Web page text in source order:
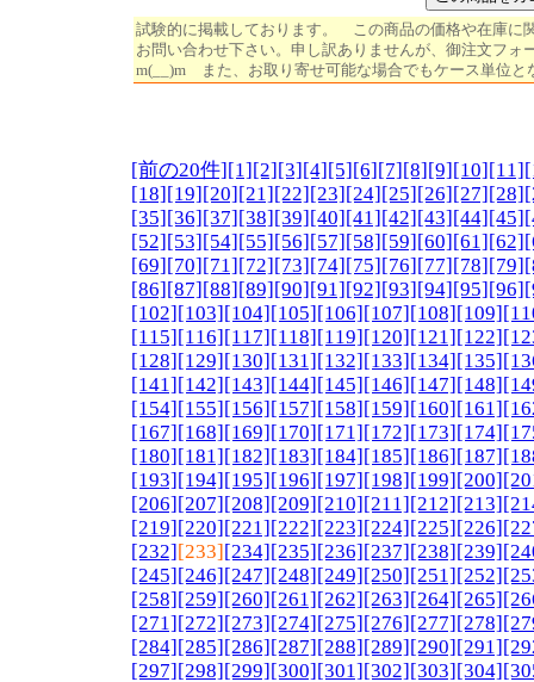
試験的に掲載しております。 この商品の価格や在庫に
お問い合わせ下さい。申し訳ありませんが、御注文フォ
m(__)m また、お取り寄せ可能な場合でもケース単位と
[前の20件][1][2][3][4][5][6][7][8][9][10][11]
[18][19][20][21][22][23][24][25][26][27][28]
[35][36][37][38][39][40][41][42][43][44][45]
[52][53][54][55][56][57][58][59][60][61][62]
[69][70][71][72][73][74][75][76][77][78][79]
[86][87][88][89][90][91][92][93][94][95][96]
[102][103][104][105][106][107][108][109]
[115][116][117][118][119][120][121][122]
[128][129][130][131][132][133][134][135]
[141][142][143][144][145][146][147][148]
[154][155][156][157][158][159][160][161]
[167][168][169][170][171][172][173][174]
[180][181][182][183][184][185][186][187]
[193][194][195][196][197][198][199][200]
[206][207][208][209][210][211][212][213]
[219][220][221][222][223][224][225][226]
[232][233][234][235][236][237][238][239]
[245][246][247][248][249][250][251][252]
[258][259][260][261][262][263][264][265]
[271][272][273][274][275][276][277][278]
[284][285][286][287][288][289][290][291]
[297][298][299][300][301][302][303][304]